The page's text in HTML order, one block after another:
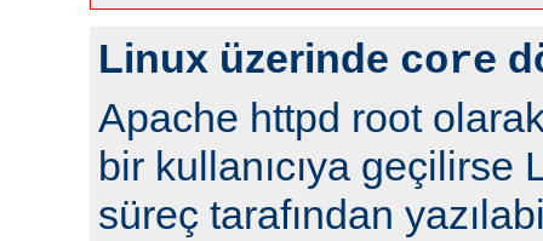
Linux üzerinde core
Apache httpd root
bir kullanıcıya geçilirse
süreç tarafından